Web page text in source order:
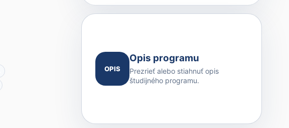
OPIS
Opis programu
Prezrieť alebo stiahnuť opis
študijného programu.